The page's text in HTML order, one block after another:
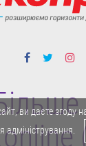
ви даєте згоду